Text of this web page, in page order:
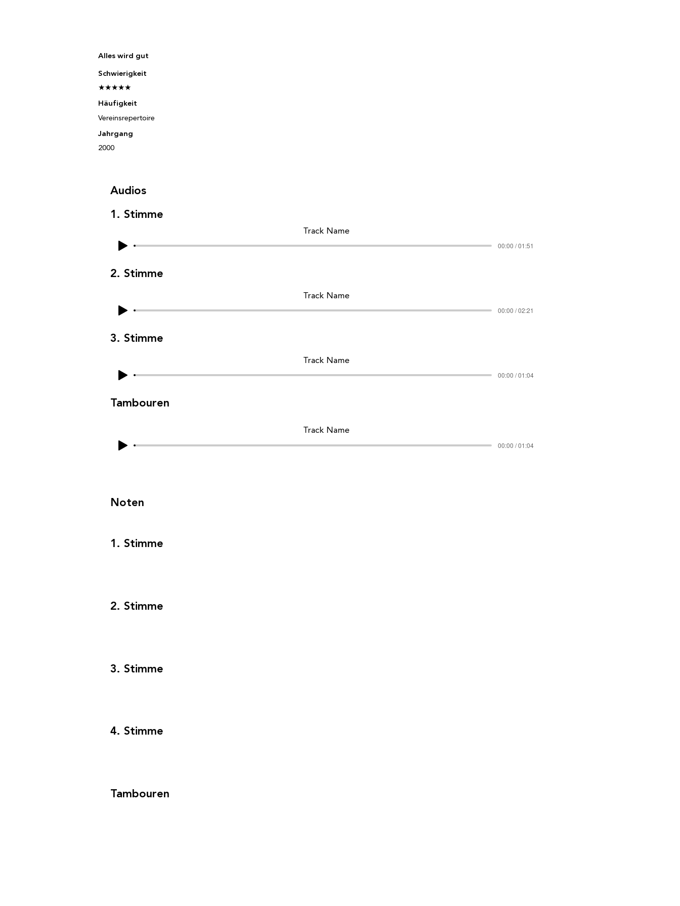
Alles wird gut
Schwierigkeit
★★★★★
Jahrgang
2000
Häufigkeit
Vereinsrepertoire
Audios
1. Stimme
Track Name
00:00 / 01:51
2. Stimme
Track Name
00:00 / 02:21
Track Name
00:00 / 01:04
Tambouren
3. Stimme
Track Name
00:00 / 01:04
Noten
1. Stimme
2. Stimme
3. Stimme
4. Stimme
Tambouren